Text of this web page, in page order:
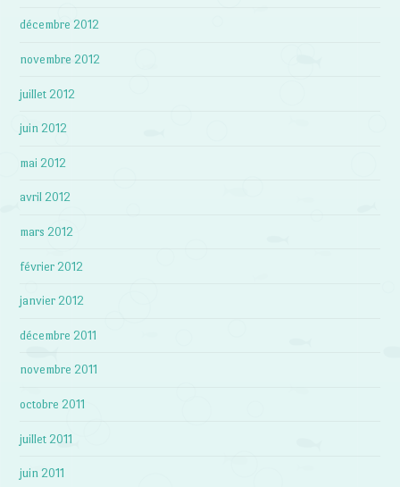
décembre 2012
novembre 2012
juillet 2012
juin 2012
mai 2012
avril 2012
mars 2012
février 2012
janvier 2012
décembre 2011
novembre 2011
octobre 2011
juillet 2011
juin 2011